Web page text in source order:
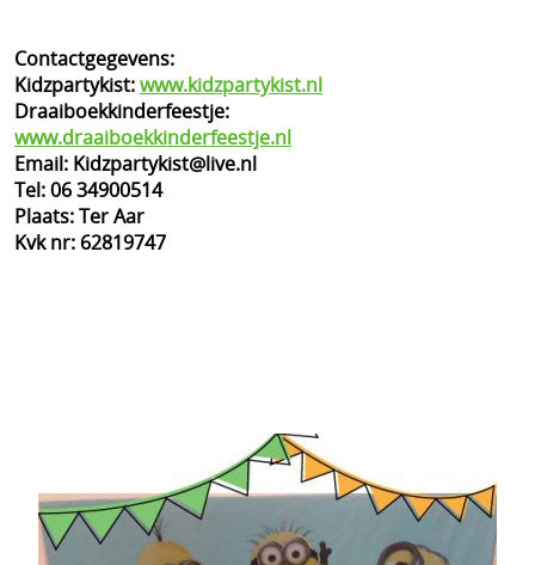
Contactgegevens:
Kidzpartykist:www.kidzpartykist.nl
Draaiboekkinderfeestje:
www.draaiboekkinderfeestje.nl
Email: Kidzpartykist@live.nl
Tel: 06 34900514
Plaats: Ter Aar
Kvk nr: 62819747